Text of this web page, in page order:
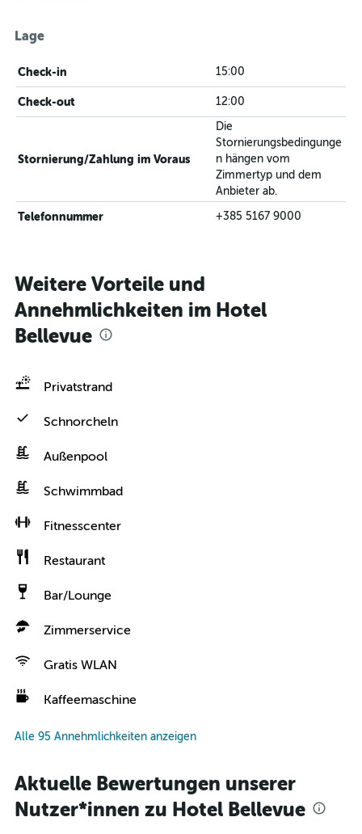
Lage
Check-in 15:00
Check-out 12:00
Stornierung/Zahlung im Voraus
Die
Stornierungsbedingunge
n hängen vom
Zimmertyp und dem
Anbieter ab.
Telefonnummer +385 5167 9000
Weitere Vorteile und
Annehmlichkeiten im Hotel
Bellevue
Privatstrand
Schnorcheln
Außenpool
Schwimmbad
Fitnesscenter
Restaurant
Bar/Lounge
Zimmerservice
Gratis WLAN
Kaffeemaschine
Alle 95 Annehmlichkeiten anzeigen
Aktuelle Bewertungen unserer
Nutzer*innen zu Hotel Bellevue